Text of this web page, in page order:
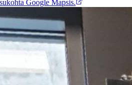
Google Mapsis.